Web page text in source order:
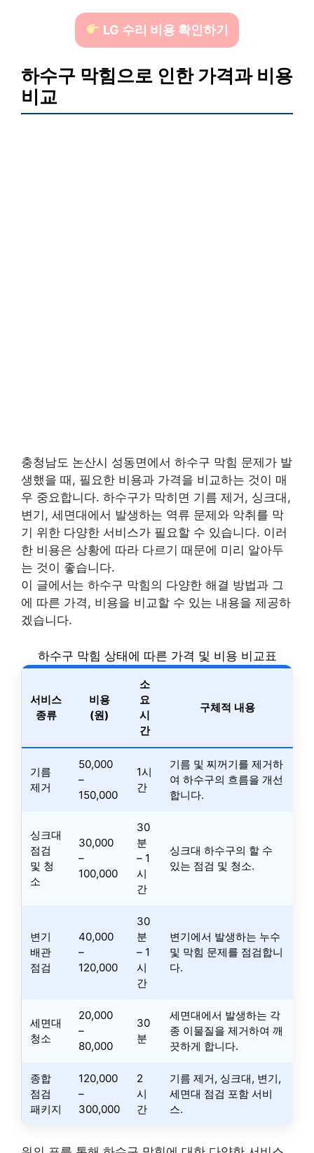
LG 수리 비용 확인하기
하수구 막힘으로 인한 가격과 비용
비교
충청남도 논산시 성동면에서 하수구 막힘 문제가 발
생했을 때, 필요한 비용과 가격을 비교하는 것이 매
우 중요합니다. 하수구가 막히면 기름 제거, 싱크대,
변기, 세면대에서 발생하는 역류 문제와 악취를 막
기 위한 다양한 서비스가 필요할 수 있습니다. 이러
한 비용은 상황에 따라 다르기 때문에 미리 알아두
는 것이 좋습니다.
이 글에서는 하수구 막힘의 다양한 해결 방법과 그
에 따른 가격, 비용을 비교할 수 있는 내용을 제공하
겠습니다.
하수구 막힘 상태에 따른 가격 및 비용 비교표
서비스
종류
비용
(원)
소
요
시
간
구체적 내용
기름
제거
50,000
–
150,000
1시
간
기름 및 찌꺼기를 제거하
여 하수구의 흐름을 개선
합니다.
싱크대
점검
및 청
소
30,000
–
100,000
30
분
– 1
시
간
싱크대 하수구의 할 수
있는 점검 및 청소.
변기
배관
점검
40,000
–
120,000
30
분
– 1
시
간
변기에서 발생하는 누수
및 막힘 문제를 점검합니
다.
세면대
청소
20,000
–
80,000
30
분
세면대에서 발생하는 각
종 이물질을 제거하여 깨
끗하게 합니다.
종합
점검
패키지
120,000
–
300,000
2
시
간
기름 제거, 싱크대, 변기,
세면대 점검 포함 서비
스.